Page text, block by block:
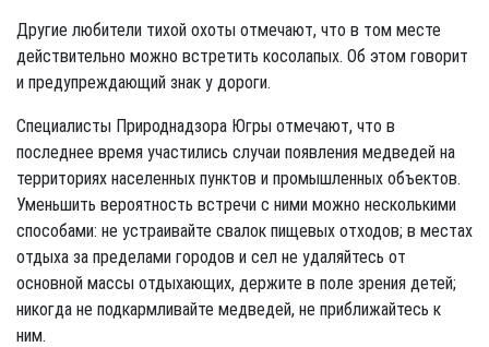
Другие любители тихой охоты отмечают, что в том месте
действительно можно встретить косолапых. Об этом говорит
и предупреждающий знак у дороги.
Специалисты Природнадзора Югры отмечают, что в
последнее время участились случаи появления медведей на
территориях населенных пунктов и промышленных объектов.
Уменьшить вероятность встречи с ними можно несколькими
способами: не устраивайте свалок пищевых отходов; в местах
отдыха за пределами городов и сел не удаляйтесь от
основной массы отдыхающих, держите в поле зрения детей;
никогда не подкармливайте медведей, не приближайтесь к
ним.